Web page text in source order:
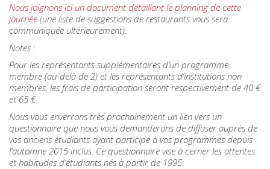
Nous joignons ici un document détaillant le planning de cette
journée (une liste de suggestions de restaurants vous sera
communiquée ultérieurement).
Notes :
Pour les représentants supplémentaires d’un programme
membre (au-delà de 2) et les représentants d’institutions non
membres, les frais de participation seront respectivement de 40 €
et 65 €.
Nous vous enverrons très prochainement un lien vers un
questionnaire que nous vous demanderons de diffuser auprès de
vos anciens étudiants ayant participé à vos programmes depuis
l’automne 2015 inclus. Ce questionnaire vise à cerner les attentes
et habitudes d’étudiants nés à partir de 1995.